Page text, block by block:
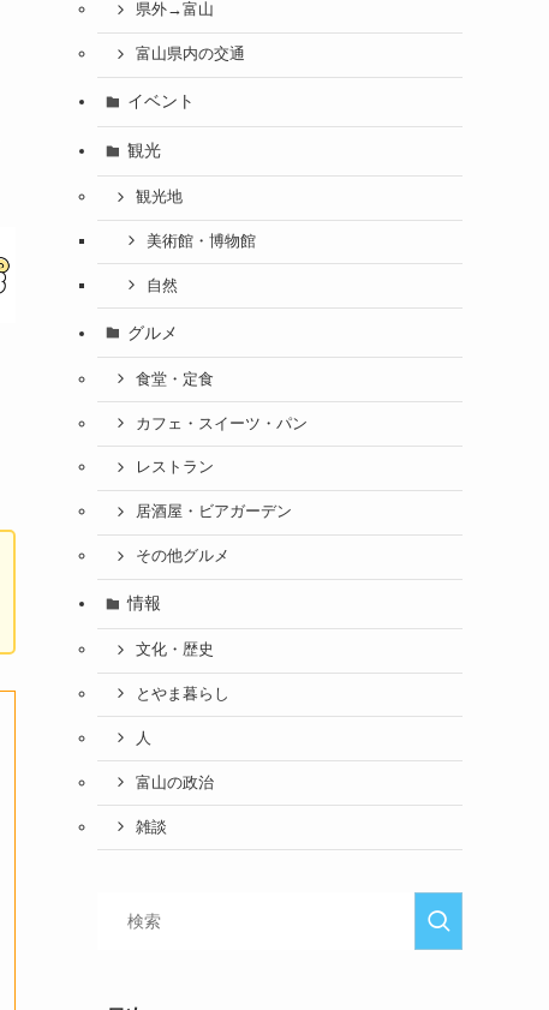
県外→富山
富山県内の交通
イベント
観光
観光地
美術館・博物館
自然
グルメ
食堂・定食
カフェ・スイーツ・パン
レストラン
居酒屋・ビアガーデン
その他グルメ
情報
文化・歴史
とやま暮らし
人
富山の政治
雑談